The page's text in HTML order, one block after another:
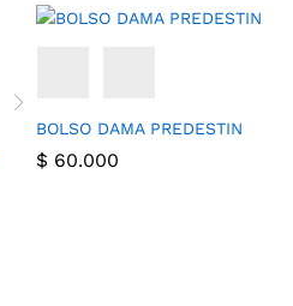
BOLSO DAMA PREDESTIN
$ 60.000